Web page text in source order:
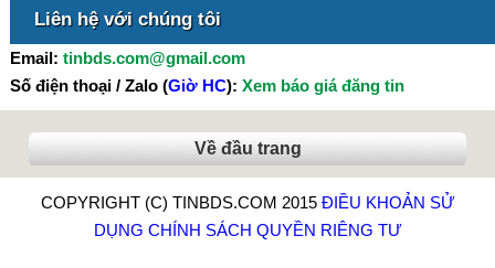
Liên hệ với chúng tôi
Email: tinbds.com@gmail.com
Số điện thoại / Zalo (Giờ HC): Xem báo giá đăng tin
Về đầu trang
COPYRIGHT (C) TINBDS.COM 2015 ĐIỀU KHOẢN SỬ
DỤNG CHÍNH SÁCH QUYỀN RIÊNG TƯ